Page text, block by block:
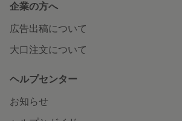
企業の方へ
広告出稿について
大口注文について
ヘルプセンター
お知らせ